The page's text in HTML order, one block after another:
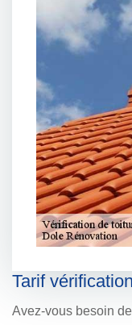
Tarif
Avez-vous besoin